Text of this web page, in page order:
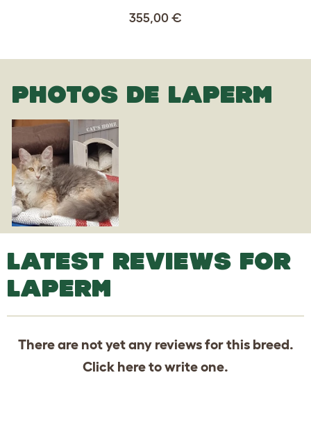
355,00 €
PHOTOS DE LAPERM
LATEST REVIEWS FOR
LAPERM
There are not yet any reviews for this breed.
Click hereto write one.